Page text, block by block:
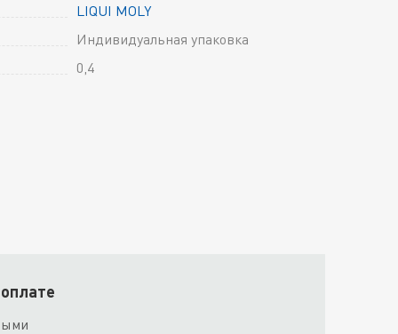
LIQUI MOLY
Индивидуальная упаковка
0,4